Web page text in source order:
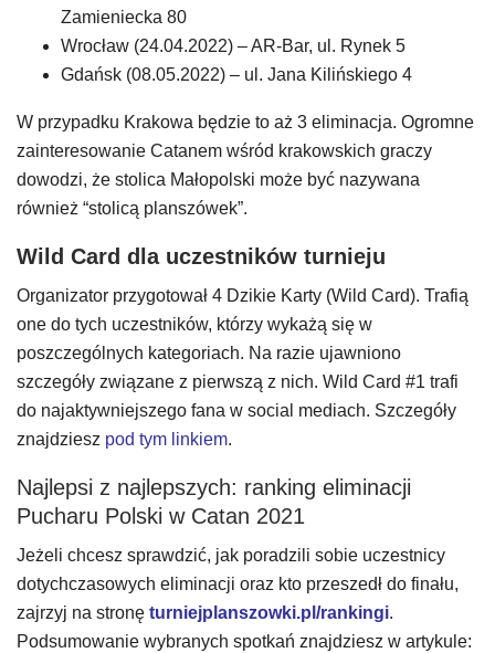
Zamieniecka 80
Wrocław (24.04.2022) – AR-Bar, ul. Rynek 5
Gdańsk (08.05.2022) – ul. Jana Kilińskiego 4
W przypadku Krakowa będzie to aż 3 eliminacja. Ogromne
zainteresowanie Catanem wśród krakowskich graczy
dowodzi, że stolica Małopolski może być nazywana
również “stolicą planszówek”.
Wild Card dla uczestników turnieju
Organizator przygotował 4 Dzikie Karty (Wild Card). Trafią
one do tych uczestników, którzy wykażą się w
poszczególnych kategoriach. Na razie ujawniono
szczegóły związane z pierwszą z nich. Wild Card #1 trafi
do najaktywniejszego fana w social mediach. Szczegóły
znajdziesz pod tym linkiem.
Najlepsi z najlepszych: ranking eliminacji
Pucharu Polski w Catan 2021
Jeżeli chcesz sprawdzić, jak poradzili sobie uczestnicy
dotychczasowych eliminacji oraz kto przeszedł do finału,
zajrzyj na stronę turniejplanszowki.pl/rankingi.
Podsumowanie wybranych spotkań znajdziesz w artykule: